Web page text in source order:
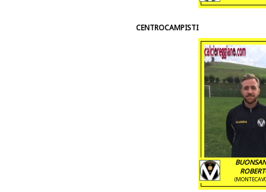
CENTROCAMPISTI